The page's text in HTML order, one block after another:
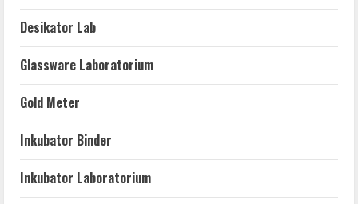
Desikator Lab
Glassware Laboratorium
Gold Meter
Inkubator Binder
Inkubator Laboratorium